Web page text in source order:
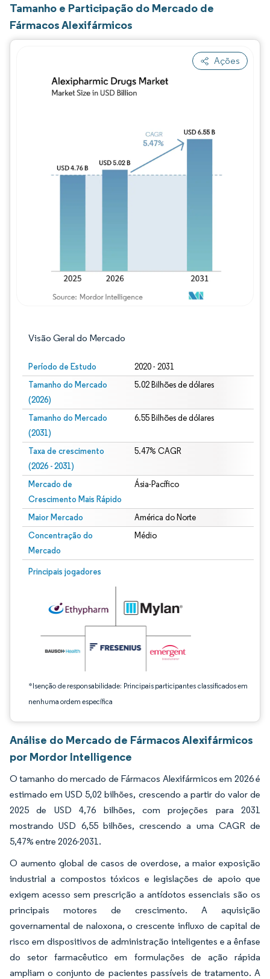
Tamanho e Participação do Mercado de
Fármacos Alexifármicos
Ações
Visão Geral do Mercado
Período de Estudo 2020 - 2031
Tamanho do Mercado
(2026)
5.02 Bilhões de dólares
Tamanho do Mercado
(2031)
6.55 Bilhões de dólares
Taxa de crescimento
(2026 - 2031)
5.47% CAGR
Mercado de
Crescimento Mais Rápido
Ásia-Pacífico
Maior Mercado América do Norte
Concentração do
Mercado
Médio
Principais jogadores
*Isenção de responsabilidade: Principais participantes classificados em
nenhuma ordem específica
Imagem © Mordor Intelligence. O reuso requer atribuição conforme CC BY 4.0.
Análise do Mercado de Fármacos Alexifármicos
por Mordor Intelligence
O tamanho do mercado de Fármacos Alexifármicos em 2026 é
estimado em USD 5,02 bilhões, crescendo a partir do valor de
2025 de USD 4,76 bilhões, com projeções para 2031
mostrando USD 6,55 bilhões, crescendo a uma CAGR de
5,47% entre 2026-2031.
O aumento global de casos de overdose, a maior exposição
industrial a compostos tóxicos e legislações de apoio que
exigem acesso sem prescrição a antídotos essenciais são os
principais motores de crescimento. A aquisição
governamental de naloxona, o crescente influxo de capital de
risco em dispositivos de administração inteligentes e a ênfase
do setor farmacêutico em formulações de ação rápida
ampliam o conjunto de pacientes passíveis de tratamento. A